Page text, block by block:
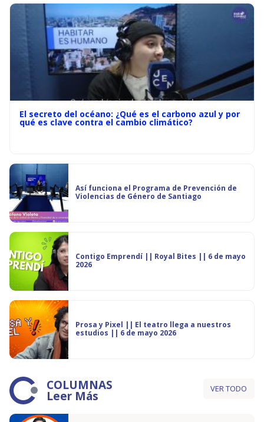
El secreto del océano: ¿Qué es el carbono azul y por
qué es clave contra el cambio climático?
Así funciona el Programa de Prevención de
Violencias de Género de Santiago
Contigo Emprendí || Royal Bites || 6 de mayo
2026
Prosa y Pixel || El teatro llega a nuestros
estudios || 6 de mayo 2026
COLUMNAS
Leer Más VER TODO